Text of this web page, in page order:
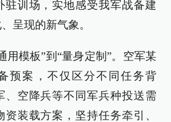
驻训场，实地感受我军战备建
呈现的新气象。
用模板”到“量身定制”。空军某
预案，不仅区分不同任务背
、空降兵等不同军兵种投送需
装载方案，坚持任务牵引、